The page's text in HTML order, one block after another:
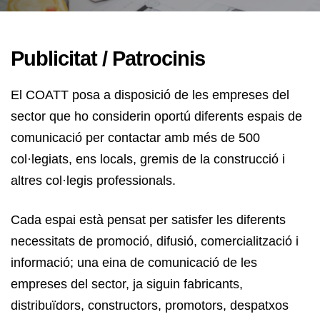
Publicitat / Patrocinis
El COATT posa a disposició de les empreses del
sector que ho considerin oportú diferents espais de
comunicació per contactar amb més de 500
col·legiats, ens locals, gremis de la construcció i
altres col·legis professionals.
Cada espai està pensat per satisfer les diferents
necessitats de promoció, difusió, comercialització i
informació; una eina de comunicació de les
empreses del sector, ja siguin fabricants,
distribuïdors, constructors, promotors, despatxos